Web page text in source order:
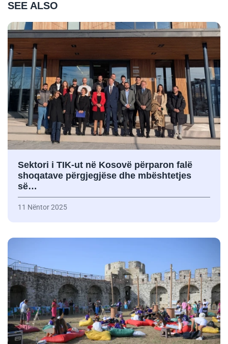
SEE ALSO
Sektori i TIK-ut në Kosovë përparon falë
shoqatave përgjegjëse dhe mbështetjes
së…
11 Nëntor 2025